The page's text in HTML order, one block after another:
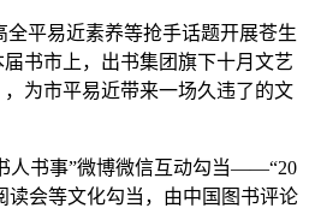
易近素养等抢手话题开展苍生
书市上，出书集团旗下十月文艺
为市平易近带来一场久违了的文
书事”微博微信互动勾当——“20
读会等文化勾当，由中国图书评论